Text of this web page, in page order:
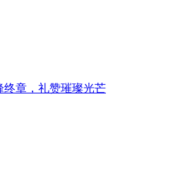
终章，礼赞璀璨光芒